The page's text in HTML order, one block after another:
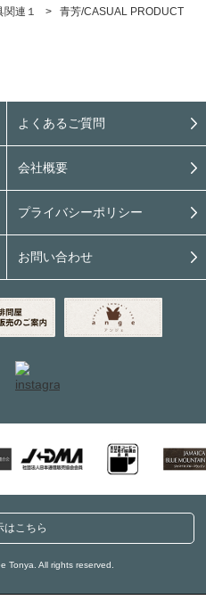
関連１ > 青芳/CASUAL PRODUCT
よくあるご質問
会社概要
プライバシーポリシー
お問い合わせ
はこちら
Tonya. All rights reserved.